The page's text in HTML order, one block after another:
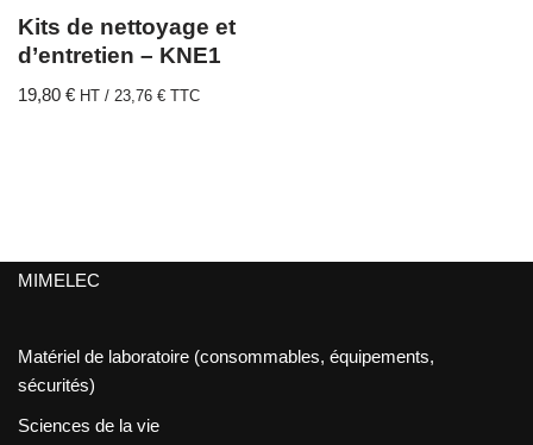
Kits de nettoyage et
d’entretien – KNE1
19,80 € HT / 23,76 € TTC
MIMELEC
Matériel de laboratoire (consommables, équipements,
sécurités)
Sciences de la vie